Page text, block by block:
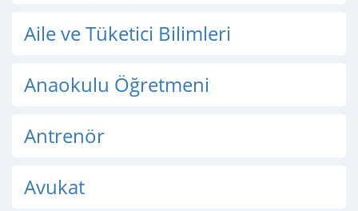
Aile ve Tüketici Bilimleri
Anaokulu Öğretmeni
Antrenör
Avukat